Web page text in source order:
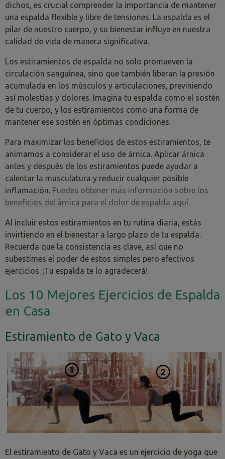
dichos, es crucial comprender la importancia de mantener
una espalda flexible y libre de tensiones. La espalda es el
pilar de nuestro cuerpo, y su bienestar influye en nuestra
calidad de vida de manera significativa.
Los estiramientos de espalda no solo promueven la
circulación sanguínea, sino que también liberan la presión
acumulada en los músculos y articulaciones, previniendo
así molestias y dolores. Imagina tu espalda como el sostén
de tu cuerpo, y los estiramientos como una forma de
mantener ese sostén en óptimas condiciones.
Para maximizar los beneficios de estos estiramientos, te
animamos a considerar el uso de árnica. Aplicar árnica
antes y después de los estiramientos puede ayudar a
calentar la musculatura y reducir cualquier posible
inflamación. Puedes obtener más información sobre los
beneficios del árnica para el dolor de espalda aquí.
Al incluir estos estiramientos en tu rutina diaria, estás
invirtiendo en el bienestar a largo plazo de tu espalda.
Recuerda que la consistencia es clave, así que no
subestimes el poder de estos simples pero efectivos
ejercicios. ¡Tu espalda te lo agradecerá!
Los 10 Mejores Ejercicios de Espalda
en Casa
Estiramiento de Gato y Vaca
El estiramiento de Gato y Vaca es un ejercicio de yoga que